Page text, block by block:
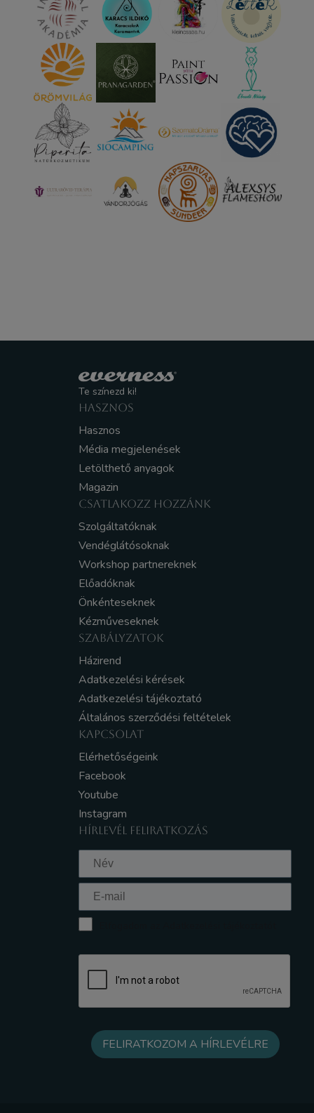
Te színezd ki!
HASZNOS
Hasznos
Média megjelenések
Letölthető anyagok
Magazin
CSATLAKOZZ HOZZÁNK
Szolgáltatóknak
Vendéglátósoknak
Workshop partnereknek
Előadóknak
Önkénteseknek
Kézműveseknek
SZABÁLYZATOK
Házirend
Adatkezelési kérések
Adatkezelési tájékoztató
Általános szerződési feltételek
KAPCSOLAT
Elérhetőségeink
Facebook
Youtube
Instagram
HÍRLEVÉL FELIRATKOZÁS